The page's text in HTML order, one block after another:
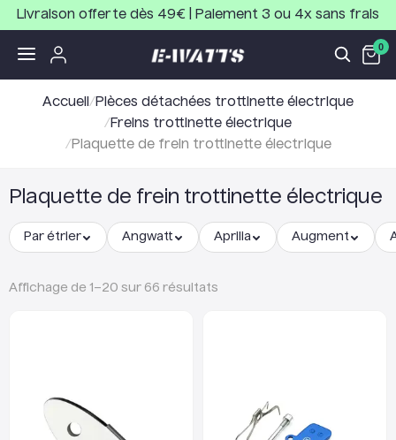
Livraison offerte dès 49€ | Paiement 3 ou 4x sans frais
0
Accueil / Pièces détachées trottinette électrique
/ Freins trottinette électrique
/ Plaquette de frein trottinette électrique
Plaquette de frein trottinette électrique
Par étrier Angwatt Aprilia Augment
Affichage de 1 –20 sur 66 résultats